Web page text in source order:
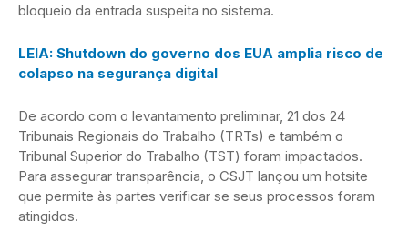
bloqueio da entrada suspeita no sistema.
LEIA: Shutdown do governo dos EUA amplia risco de
colapso na segurança digital
De acordo com o levantamento preliminar, 21 dos 24
Tribunais Regionais do Trabalho (TRTs) e também o
Tribunal Superior do Trabalho (TST) foram impactados.
Para assegurar transparência, o CSJT lançou um hotsite
que permite às partes verificar se seus processos foram
atingidos.